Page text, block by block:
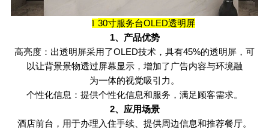
l 30寸服务台OLED透明屏
1、产品优势
高亮度：出透明屏采用了OLED技术，具有45%的透明屏，可
以让背景景物透过屏幕显示，增加了广告内容与环境融
为一体的视觉吸引力。
个性化信息：提供个性化信息和服务，满足顾客需求。
2、应用场景
酒店前台，用于办理入住手续、提供周边信息和推荐餐厅。